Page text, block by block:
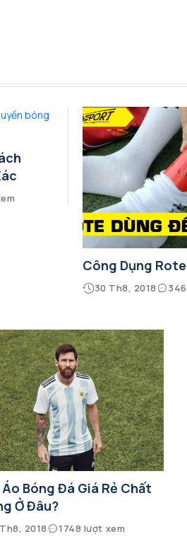
Công Dụng
30 Th8, 2018
Áo Bóng Đá Giá Rẻ Chất
Ở Đâu?
2018 1748 lượt xem